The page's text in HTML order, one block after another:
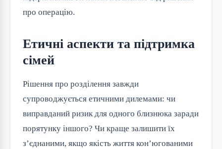
про операцію.
Етичні аспекти та підтримка
сімей
Рішення про розділення завжди
супроводжується етичними дилемами: чи
виправданий ризик для одного близнюка заради
порятунку іншого? Чи краще залишити їх
з’єднаними, якщо якість життя кон’югованими